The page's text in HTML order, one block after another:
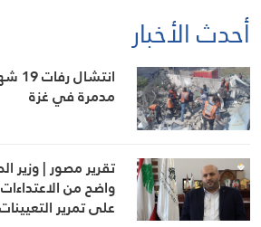
أحدث الأخبار
مدمرة في غزة
تقرير مصور | وزير
واضح من
على تمرير التعيينات